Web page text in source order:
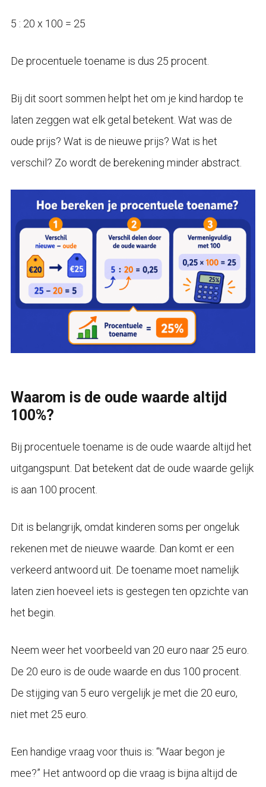
5 : 20 x 100 = 25
De procentuele toename is dus 25 procent.
Bij dit soort sommen helpt het om je kind hardop te
laten zeggen wat elk getal betekent. Wat was de
oude prijs? Wat is de nieuwe prijs? Wat is het
verschil? Zo wordt de berekening minder abstract.
Waarom is de oude waarde altijd
100%?
Bij procentuele toename is de oude waarde altijd het
uitgangspunt. Dat betekent dat de oude waarde gelijk
is aan 100 procent.
Dit is belangrijk, omdat kinderen soms per ongeluk
rekenen met de nieuwe waarde. Dan komt er een
verkeerd antwoord uit. De toename moet namelijk
laten zien hoeveel iets is gestegen ten opzichte van
het begin.
Neem weer het voorbeeld van 20 euro naar 25 euro.
De 20 euro is de oude waarde en dus 100 procent.
De stijging van 5 euro vergelijk je met die 20 euro,
niet met 25 euro.
Een handige vraag voor thuis is: “Waar begon je
mee?” Het antwoord op die vraag is bijna altijd de